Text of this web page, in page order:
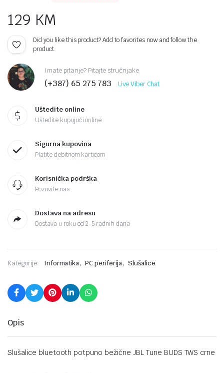
129 KM
Did you like this product? Add to favorites now and follow the
product.
Imate pitanje? Pitajte stručnjake
(+387) 65 275 783 Live Viber Chat
Uštedite online
Uštedite kupujući online
Sigurna kupovina
Platite debitnom karticom
Korisnička podrška
Pozovite nas
Dostava na adresu
Dostava u roku od 2-5 radnih dana
Kategorije: Informatika, PC periferija, Slušalice
Opis
Slušalice bluetooth potpuno bežične JBL Tune BUDS TWS crne